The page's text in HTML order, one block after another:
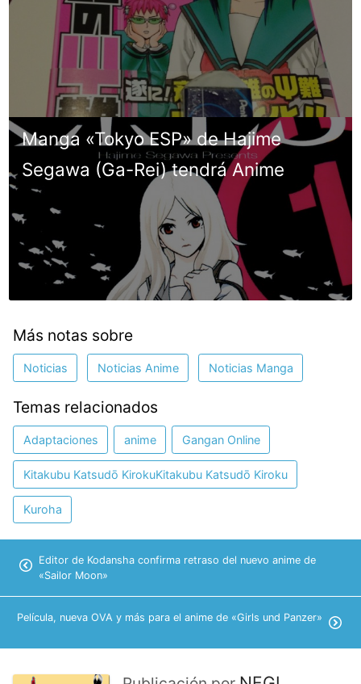
Manga «Tokyo ESP» de Hajime
Segawa (Ga-Rei) tendrá Anime
Más notas sobre
Noticias Noticias Anime Noticias Manga
Temas relacionados
Adaptaciones anime Gangan Online
Kitakubu Katsudō KirokuKitakubu Katsudō Kiroku
Kuroha
Editor de Kodansha confirma retraso del nuevo anime de
«Sailor Moon»
Película, nueva OVA y más para el anime de «Girls und Panzer»